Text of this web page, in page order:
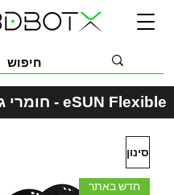
eSUN Flexible - חומרי גלם גמישים
סינון
חדש באתר